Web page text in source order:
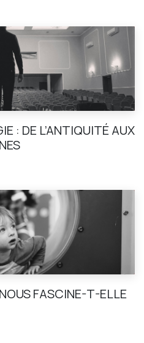
: DE L’ANTIQUITÉ AUX
FASCINE-T-ELLE